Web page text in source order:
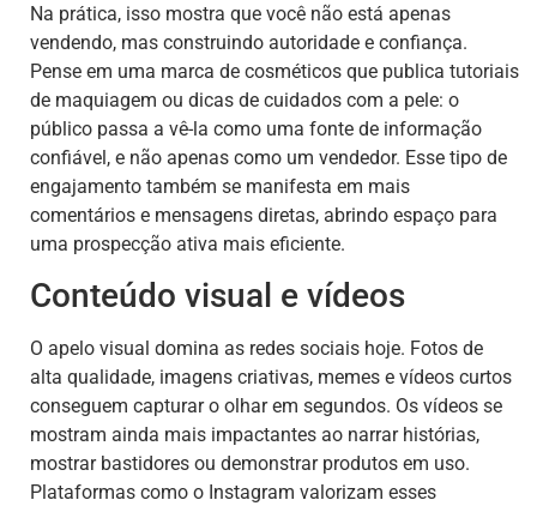
Na prática, isso mostra que você não está apenas
vendendo, mas construindo autoridade e confiança.
Pense em uma marca de cosméticos que publica tutoriais
de maquiagem ou dicas de cuidados com a pele: o
público passa a vê-la como uma fonte de informação
confiável, e não apenas como um vendedor. Esse tipo de
engajamento também se manifesta em mais
comentários e mensagens diretas, abrindo espaço para
uma prospecção ativa mais eficiente.
Conteúdo visual e vídeos
O apelo visual domina as redes sociais hoje. Fotos de
alta qualidade, imagens criativas, memes e vídeos curtos
conseguem capturar o olhar em segundos. Os vídeos se
mostram ainda mais impactantes ao narrar histórias,
mostrar bastidores ou demonstrar produtos em uso.
Plataformas como o Instagram valorizam esses